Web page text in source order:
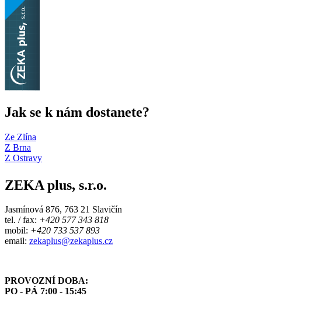
Jak se k nám dostanete?
Ze Zlína
Z Brna
Z Ostravy
ZEKA plus, s.r.o.
Jasmínová 876, 763 21 Slavičín
tel. / fax: +420 577 343 818
mobil: +420 733 537 893
email: zekaplus@zekaplus.cz
PROVOZNÍ DOBA:
PO - PÁ 7:00 - 15:45